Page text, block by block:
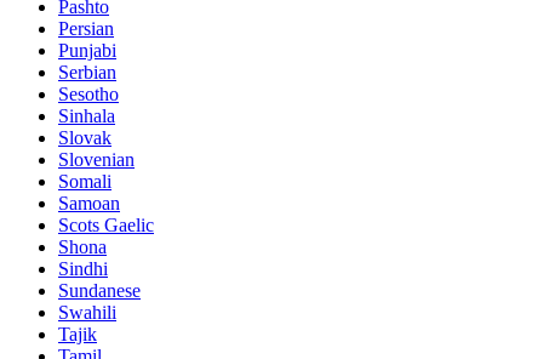
Pashto
Persian
Punjabi
Serbian
Sesotho
Sinhala
Slovak
Slovenian
Somali
Samoan
Scots Gaelic
Shona
Sindhi
Sundanese
Swahili
Tajik